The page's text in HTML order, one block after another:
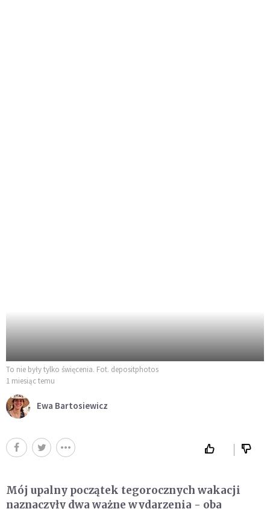
To nie były tylko święcenia. Fot. depositphotos
1 miesiąc temu
Ewa Bartosiewicz
Mój upalny początek tegorocznych wakacji
naznaczyły dwa ważne wydarzenia - oba